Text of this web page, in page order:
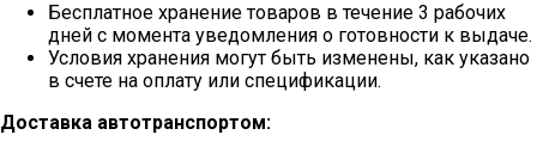
Бесплатное хранение товаров в течение 3 рабочих
дней с момента уведомления о готовности к выдаче.
Условия хранения могут быть изменены, как указано
в счете на оплату или спецификации.
Доставка автотранспортом: